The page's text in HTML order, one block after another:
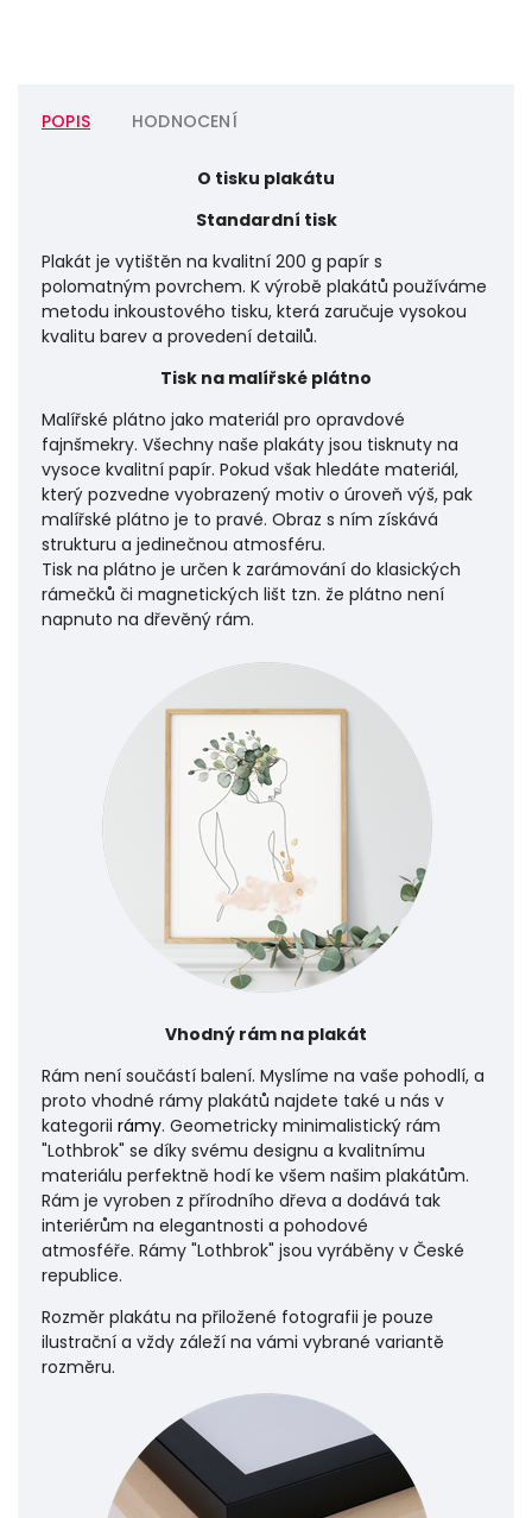
POPIS HODNOCENÍ
O tisku plakátu
Standardní tisk
Plakát je vytištěn na kvalitní 200 g papír s
polomatným povrchem. K výrobě plakátů používáme
metodu inkoustového tisku, která zaručuje vysokou
kvalitu barev a provedení detailů.
Tisk na malířské plátno
Malířské plátno jako materiál pro opravdové
fajnšmekry. Všechny naše plakáty jsou tisknuty na
vysoce kvalitní papír. Pokud však hledáte materiál,
který pozvedne vyobrazený motiv o úroveň výš, pak
malířské plátno je to pravé. Obraz s ním získává
strukturu a jedinečnou atmosféru.
Tisk na plátno je určen k zarámování do klasických
rámečků či magnetických lišt tzn. že plátno není
napnuto na dřevěný rám.
Vhodný rám na plakát
Rám není součástí balení. Myslíme na vaše pohodlí, a
proto vhodné rámy plakátů najdete také u nás v
kategorii rámy. Geometricky minimalistický rám
"Lothbrok" se díky svému designu a kvalitnímu
materiálu perfektně hodí ke všem našim plakátům.
Rám je vyroben z přírodního dřeva a dodává tak
interiérům na elegantnosti a pohodové
atmosféře. Rámy "Lothbrok" jsou vyráběny v České
republice.
Rozměr plakátu na přiložené fotografii je pouze
ilustrační a vždy záleží na vámi vybrané variantě
rozměru.